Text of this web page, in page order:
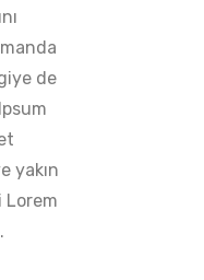
de
yakın
Lorem